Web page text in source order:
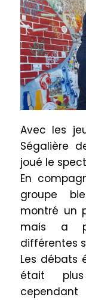
Avec les
Ségalière
joué le
En
groupe
montré un
mais a
différentes
Les débats
était